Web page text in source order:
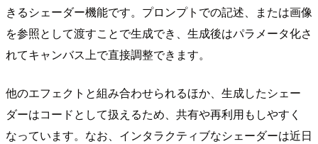
きるシェーダー機能です。プロンプトでの記述、または画像
を参照として渡すことで生成でき、生成後はパラメータ化さ
れてキャンバス上で直接調整できます。
他のエフェクトと組み合わせられるほか、生成したシェー
ダーはコードとして扱えるため、共有や再利用もしやすく
なっています。なお、インタラクティブなシェーダーは近日